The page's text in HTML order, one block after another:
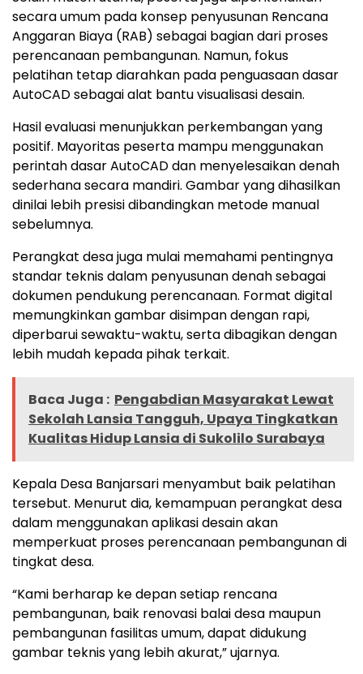
secara umum pada konsep penyusunan Rencana
Anggaran Biaya (RAB) sebagai bagian dari proses
perencanaan pembangunan. Namun, fokus
pelatihan tetap diarahkan pada penguasaan dasar
AutoCAD sebagai alat bantu visualisasi desain.
Hasil evaluasi menunjukkan perkembangan yang
positif. Mayoritas peserta mampu menggunakan
perintah dasar AutoCAD dan menyelesaikan denah
sederhana secara mandiri. Gambar yang dihasilkan
dinilai lebih presisi dibandingkan metode manual
sebelumnya.
Perangkat desa juga mulai memahami pentingnya
standar teknis dalam penyusunan denah sebagai
dokumen pendukung perencanaan. Format digital
memungkinkan gambar disimpan dengan rapi,
diperbarui sewaktu-waktu, serta dibagikan dengan
lebih mudah kepada pihak terkait.
Baca Juga : Pengabdian Masyarakat Lewat
Sekolah Lansia Tangguh, Upaya Tingkatkan
Kualitas Hidup Lansia di Sukolilo Surabaya
Kepala Desa Banjarsari menyambut baik pelatihan
tersebut. Menurut dia, kemampuan perangkat desa
dalam menggunakan aplikasi desain akan
memperkuat proses perencanaan pembangunan di
tingkat desa.
“Kami berharap ke depan setiap rencana
pembangunan, baik renovasi balai desa maupun
pembangunan fasilitas umum, dapat didukung
gambar teknis yang lebih akurat,” ujarnya.